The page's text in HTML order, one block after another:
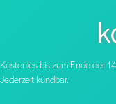
Kostenlos bis zum Ende der
Jederzeit kündbar.